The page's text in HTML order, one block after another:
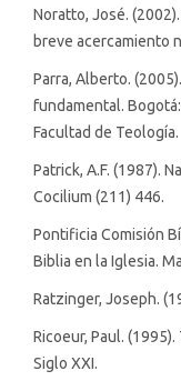
Noratto, José.
breve acercamiento
Parra, Alberto.
fundamental.
Facultad de Teología.
Patrick, A.F. (1987).
Cocilium (211) 446.
Pontificia Comisión
Biblia en la Iglesia.
Ratzinger, Joseph.
Ricoeur, Paul.
Siglo XXI.